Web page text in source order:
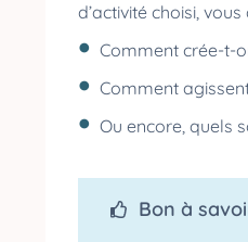
d’activité choisi,
Comment crée-t-
Comment
Ou encore, quels
Bon à